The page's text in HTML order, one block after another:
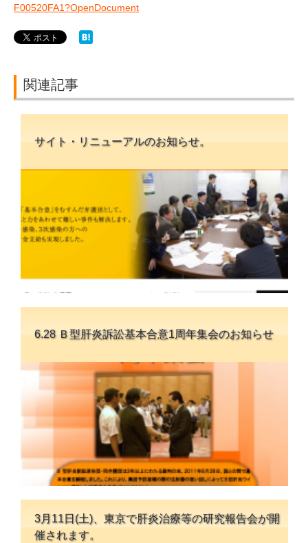
F00520FA1?OpenDocument
関連記事
サイト・リニューアルのお知らせ。
6.28 Ｂ型肝炎訴訟基本合意1周年集会のお知らせ
3月11日(土)、東京で肝炎治療等の研究報告会が開
催されます。